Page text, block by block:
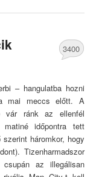
3400
– hangulatba hozni
mai meccs előtt. A
vár ránk az ellenfél
matiné időpontra tett
háromkor, hogy
Tizenharmadszor
az illegálisan